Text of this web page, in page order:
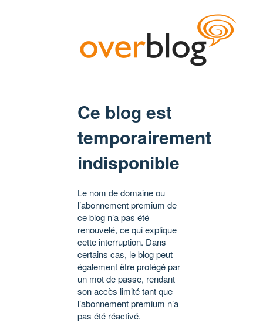
Ce blog est
temporairement
indisponible
Le nom de domaine ou
l’abonnement premium de
ce blog n’a pas été
renouvelé, ce qui explique
cette interruption. Dans
certains cas, le blog peut
également être protégé par
un mot de passe, rendant
son accès limité tant que
l’abonnement premium n’a
pas été réactivé.